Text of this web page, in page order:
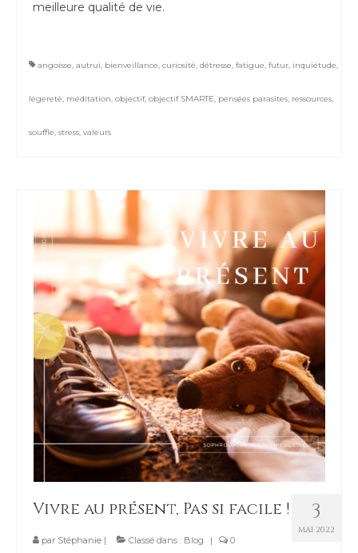
meilleure qualité de vie.
angoisse, autrui, bienveillance, curiosité, détresse, fatigue, futur, inquiétude,
légereté, méditation, objectif, objectif SMARTE, pensées parasites, ressources,
souffle, stress, valeurs
3
MAI 2022
Vivre au présent, Pas si facile !
par Stéphanie | Classé dans : Blog | 0